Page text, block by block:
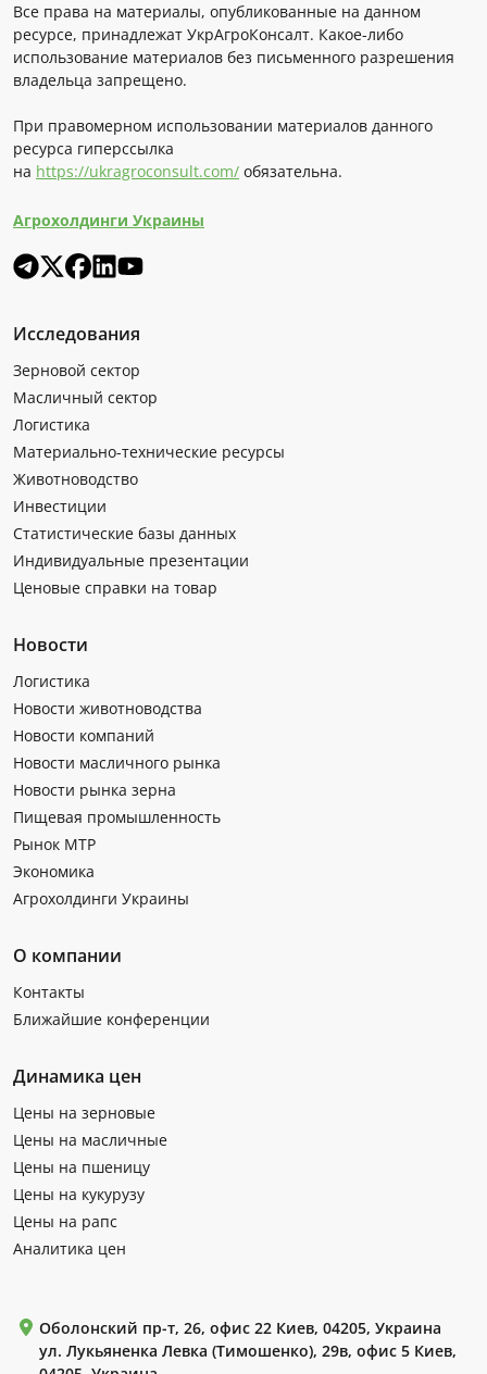
Все права на материалы, опубликованные на данном
ресурсе, принадлежат УкрАгроКонсалт. Какое-либо
использование материалов без письменного разрешения
владельца запрещено.
При правомерном использовании материалов данного
ресурса гиперссылка
на https://ukragroconsult.com/ обязательна.
Агрохолдинги Украины
Исследования
Зерновой сектор
Масличный сектор
Логистика
Материально-технические ресурсы
Животноводство
Инвестиции
Статистические базы данных
Индивидуальные презентации
Ценовые справки на товар
Новости
Логистика
Новости животноводства
Новости компаний
Новости масличного рынка
Новости рынка зерна
Пищевая промышленность
Рынок МТР
Экономика
Агрохолдинги Украины
О компании
Контакты
Ближайшие конференции
Динамика цен
Цены на зерновые
Цены на масличные
Цены на пшеницу
Цены на кукурузу
Цены на рапс
Аналитика цен
Оболонский пр-т, 26, офис 22 Киев, 04205, Украина
ул. Лукьяненка Левка (Тимошенко), 29в, офис 5 Киев,